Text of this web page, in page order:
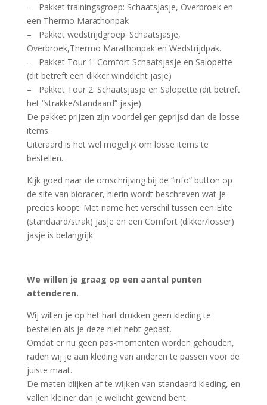
– Pakket trainingsgroep: Schaatsjasje, Overbroek en
een Thermo Marathonpak
– Pakket wedstrijdgroep: Schaatsjasje,
Overbroek,Thermo Marathonpak en Wedstrijdpak.
– Pakket Tour 1: Comfort Schaatsjasje en Salopette
(dit betreft een dikker winddicht jasje)
– Pakket Tour 2: Schaatsjasje en Salopette (dit betreft
het “strakke/standaard” jasje)
De pakket prijzen zijn voordeliger geprijsd dan de losse
items.
Uiteraard is het wel mogelijk om losse items te
bestellen.
Kijk goed naar de omschrijving bij de “info” button op
de site van bioracer, hierin wordt beschreven wat je
precies koopt. Met name het verschil tussen een Elite
(standaard/strak) jasje en een Comfort (dikker/losser)
jasje is belangrijk.
We willen je graag op een aantal punten
attenderen.
Wij willen je op het hart drukken geen kleding te
bestellen als je deze niet hebt gepast.
Omdat er nu geen pas-momenten worden gehouden,
raden wij je aan kleding van anderen te passen voor de
juiste maat.
De maten blijken af te wijken van standaard kleding, en
vallen kleiner dan je wellicht gewend bent.